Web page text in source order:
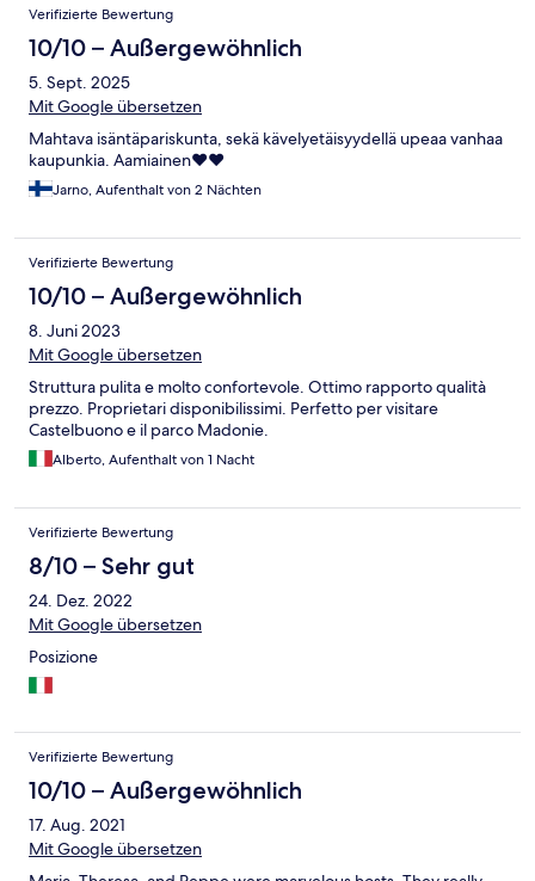
Verifizierte Bewertung
10/10 – Außergewöhnlich
5. Sept. 2025
Mit Google übersetzen
Mahtava isäntäpariskunta, sekä kävelyetäisyydellä upeaa vanhaa
kaupunkia. Aamiainen❤️❤️
Jarno, Aufenthalt von 2 Nächten
Verifizierte Bewertung
10/10 – Außergewöhnlich
8. Juni 2023
Mit Google übersetzen
Struttura pulita e molto confortevole. Ottimo rapporto qualità
prezzo. Proprietari disponibilissimi. Perfetto per visitare
Castelbuono e il parco Madonie.
Alberto, Aufenthalt von 1 Nacht
Verifizierte Bewertung
8/10 – Sehr gut
24. Dez. 2022
Mit Google übersetzen
Posizione
Verifizierte Bewertung
10/10 – Außergewöhnlich
17. Aug. 2021
Mit Google übersetzen